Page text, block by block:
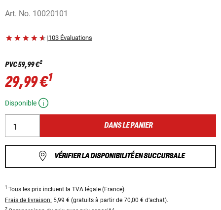
Art. No. 10020101
|103 Évaluations
PVC59,99 €2
29,99 €1
Disponible
DANS LE PANIER
VÉRIFIER LA DISPONIBILITÉ EN SUCCURSALE
1 Tous les prix incluent la TVA légale (France).
Frais de livraison: 5,99 € (gratuits à partir de 70,00 € d’achat).